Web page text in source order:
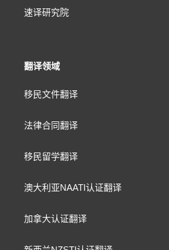
速译研究院
翻译领域
移民文件翻译
法律合同翻译
移民留学翻译
澳大利亚NAATI认证翻译
加拿大认证翻译